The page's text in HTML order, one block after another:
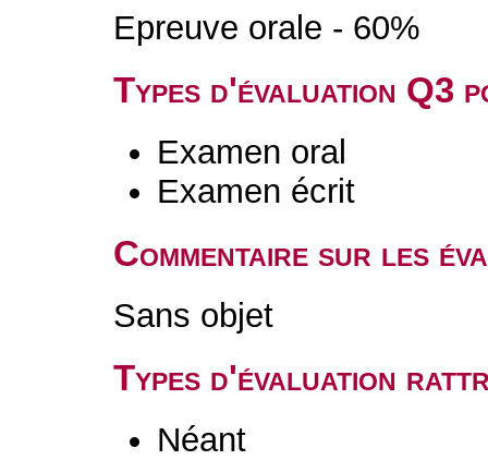
Epreuve orale - 60%
Types d'évaluation Q3
Examen oral
Examen écrit
Commentaire sur les
Sans objet
Types d'évaluation
Néant